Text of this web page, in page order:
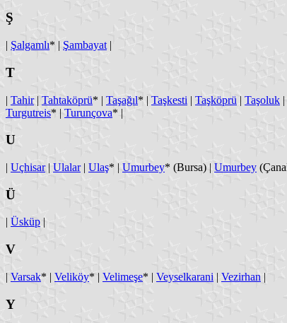
Ş
| Şalgamlı* | Şambayat |
T
| Tahir| Tahtaköprü* | Taşağıl* | Taşkesti | Taşköprü | Taşoluk |
Turgutreis* | Turunçova* |
U
| Uçhisar| Ulalar| Ulaş* | Umurbey* (Bursa) | Umurbey
Ü
Üsküp
V
| Varsak* | Veliköy* | Velimeşe* | Veyselkarani | Vezirhan |
Y